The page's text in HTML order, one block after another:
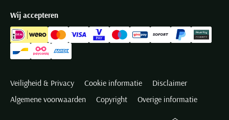
Wij accepteren
Veiligheid & Privacy Cookie informatie
Disclaimer
Algemene voorwaarden
Copyright Overige informatie